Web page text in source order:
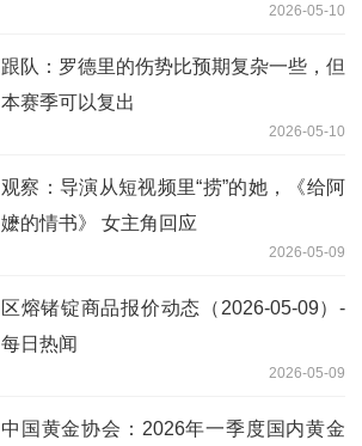
2026-05-10
跟队：罗德里的伤势比预期复杂一些，但
本赛季可以复出
2026-05-10
观察：导演从短视频里“捞”的她，《给阿
嬷的情书》 女主角回应
2026-05-09
区熔锗锭商品报价动态（2026-05-09）-
每日热闻
2026-05-09
中国黄金协会：2026年一季度国内黄金